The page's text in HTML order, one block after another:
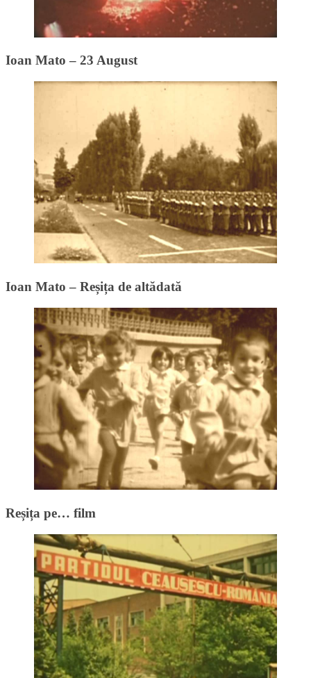
Ioan Mato – 23 August
Ioan Mato – Reșița de altădată
Reșița pe… film